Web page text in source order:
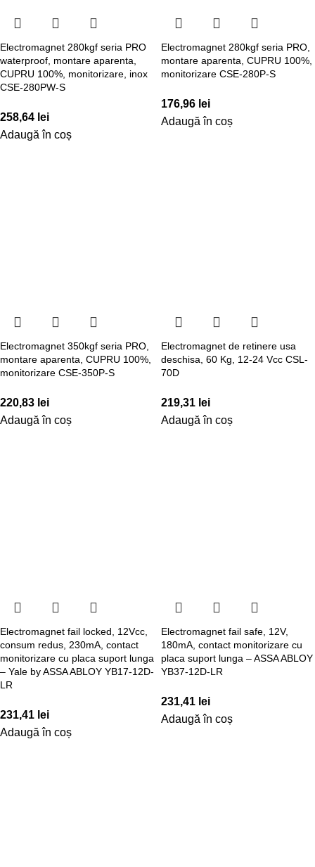
Electromagnet 280kgf seria PRO
waterproof, montare aparenta,
CUPRU 100%, monitorizare, inox
CSE-280PW-S
258,64 lei
Adaugă în coș
Electromagnet 280kgf seria PRO,
montare aparenta, CUPRU 100%,
monitorizare CSE-280P-S
176,96 lei
Adaugă în coș
Electromagnet 350kgf seria PRO,
montare aparenta, CUPRU 100%,
monitorizare CSE-350P-S
220,83 lei
Adaugă în coș
Electromagnet de retinere usa
deschisa, 60 Kg, 12-24 Vcc CSL-
70D
219,31 lei
Adaugă în coș
Electromagnet fail locked, 12Vcc,
consum redus, 230mA, contact
monitorizare cu placa suport lunga
– Yale by ASSA ABLOY YB17-12D-
LR
231,41 lei
Adaugă în coș
Electromagnet fail safe, 12V,
180mA, contact monitorizare cu
placa suport lunga – ASSA ABLOY
YB37-12D-LR
231,41 lei
Adaugă în coș